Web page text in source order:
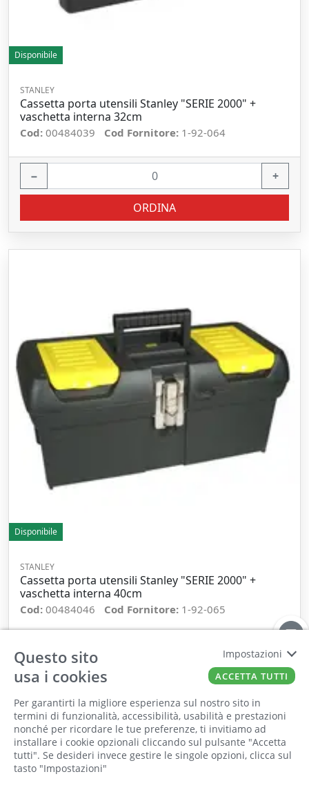
Il punto vendita, gli uffici e il magazzino
saranno chiusi per ferie dall'8 al 25 Agosto
2026 compresi.
Disponibile
STANLEY
Cassetta porta utensili Stanley "SERIE 2000" +
vaschetta interna 32cm
Cod: 00484039 Cod Fornitore: 1-92-064
− +
ORDINA
Disponibile
STANLEY
Cassetta porta utensili Stanley "SERIE 2000" +
vaschetta interna 40cm
Cod: 00484046 Cod Fornitore: 1-92-065
− +
Questo sito
usa i cookies
Per garantirti la migliore esperienza sul nostro sito in
termini di funzionalità, accessibilità, usabilità e prestazioni
nonché per ricordare le tue preferenze, ti invitiamo ad
installare i cookie opzionali cliccando sul pulsante "Accetta
tutti". Se desideri invece gestire le singole opzioni, clicca sul
tasto "Impostazioni"
Impostazioni
ACCETTA TUTTI